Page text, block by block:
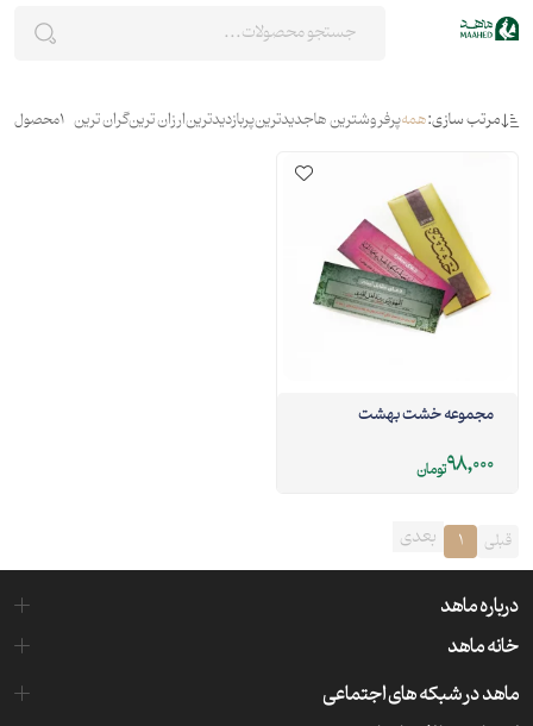
مرتب سازی:همهپرفروشترین هاجدیدترینپربازدیدترینارزان ترینگران ترین 1محصول
مجموعه خشت بهشت
98,000تومان
قبلی 1 بعدی
درباره ماهد
خانه ماهد
ماهد در شبکه های اجتماعی